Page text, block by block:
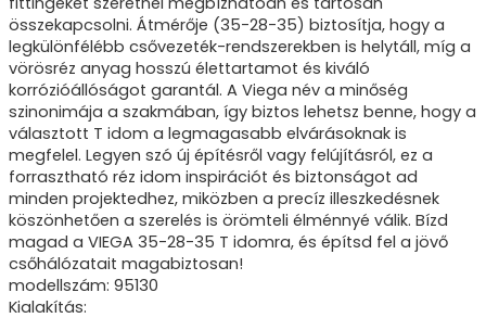
összekapcsolni. Átmérője (35-28-35) biztosítja, hogy a
legkülönfélébb csővezeték-rendszerekben is helytáll, míg a
vörösréz anyag hosszú élettartamot és kiváló
korrózióállóságot garantál. A Viega név a minőség
szinonimája a szakmában, így biztos lehetsz benne, hogy a
választott T idom a legmagasabb elvárásoknak is
megfelel. Legyen szó új építésről vagy felújításról, ez a
forrasztható réz idom inspirációt és biztonságot ad
minden projektedhez, miközben a precíz illeszkedésnek
köszönhetően a szerelés is örömteli élménnyé válik. Bízd
magad a VIEGA 35-28-35 T idomra, és építsd fel a jövő
csőhálózatait magabiztosan!
modellszám: 95130
Kialakítás: